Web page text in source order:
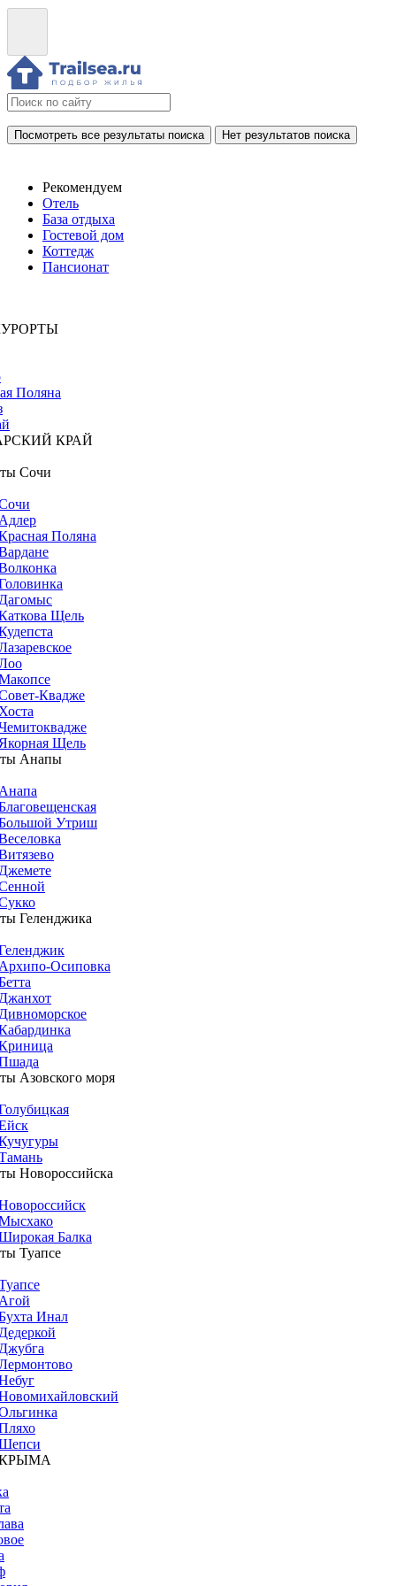
Посмотреть все результаты поиска Нет результатов поиска
Рекомендуем
Отель
База отдыха
Гостевой дом
Коттедж
Пансионат
Поляна
КРАЙ
Сочи
Поляна
Щель
Квадже
Щель
Анапы
Утриш
Геленджика
Осиповка
Азовского моря
Новороссийска
Балка
Туапсе
Инал